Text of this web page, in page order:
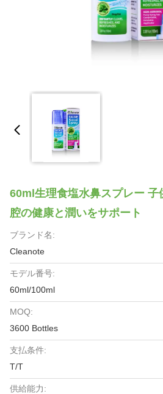
60ml生理食塩水鼻スプレー 子
腔の健康と潤いをサポート
ブランド名:
Cleanote
モデル番号:
60ml/100ml
MOQ:
3600 Bottles
支払条件:
T/T
供給能力: